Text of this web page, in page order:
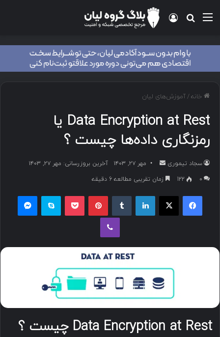
منو جستجو برای
ورود
خانه/آموزش‌های لیان
Data Encryption at Rest یا
رمزنگاری داده‌ها چیست ؟
سجاد تیموری
ر
ا
ا
م
ی
مهر ۲۷, ۱۴۰۳
آخرین بروزرسانی: مهر ۲۷, ۱۴۰۳
۰
122 زمان تقریبی مطالعه 6 دقیقه
فیسبوک ایکس لینکداین پینتریست پاکت اسکایپ
وایبر
Data Encryption at Rest چیست ؟